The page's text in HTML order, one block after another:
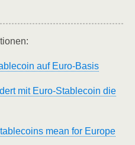
auf Euro-Basis
mit Euro-Sta­b­le­co­in die
mean for Europe